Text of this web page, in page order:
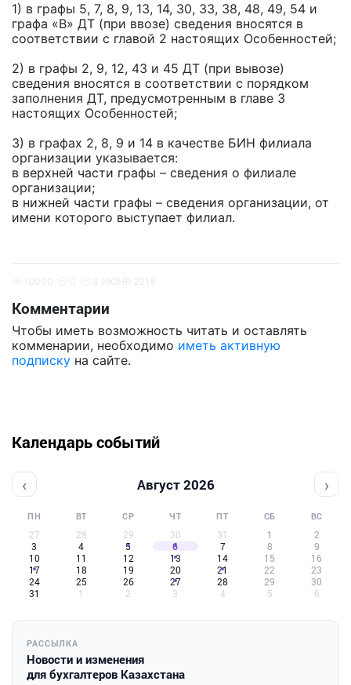
1) в графы 5, 7, 8, 9, 13, 14, 30, 33, 38, 48, 49, 54 и
графа «В» ДТ (при ввозе) сведения вносятся в
соответствии с главой 2 настоящих Особенностей;
2) в графы 2, 9, 12, 43 и 45 ДТ (при вывозе)
сведения вносятся в соответствии с порядком
заполнения ДТ, предусмотренным в главе 3
настоящих Особенностей;
3) в графах 2, 8, 9 и 14 в качестве БИН филиала
организации указывается:
в верхней части графы – сведения о филиале
организации;
в нижней части графы – сведения организации, от
имени которого выступает филиал.
Комментарии
Чтобы иметь возможность читать и оставлять
комменарии, необходимо иметь активную
подписку на сайте.
Календарь событий
‹ Август 2026 ›
ПН ВТ СР ЧТ ПТ СБ ВС
27 28 29 30 31 1
2
3
4 5 6 7 8
9
10
11 12 13 14 15
16
17
18 19 20 21 22
23
24
25 26 27 28 29
30
31
1 2 3 4 5 6
РАССЫЛКА
Новости и изменения
для бухгалтеров Казахстана